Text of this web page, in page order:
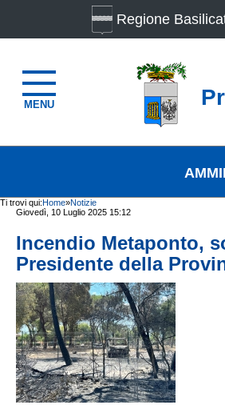
MENU
Regione
Ti trovi qui:Home»Notizie
Giovedì, 10 Luglio 2025 15:12
Incendio Metaponto,
Presidente della